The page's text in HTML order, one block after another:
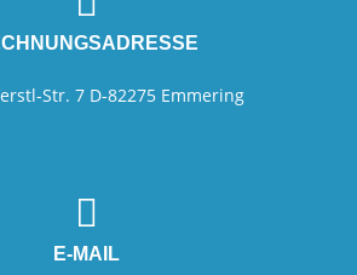
Str. 7 D-82275 Emmering
E-MAIL